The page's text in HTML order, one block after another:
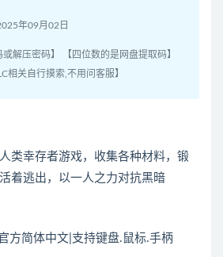
年09月02日
或解压密码】 【四位数的是网盘提取码】
相关自行摸索,不用问客服】
类幸存者游戏，收集各种材料，锻
着逃出，以一人之力对抗黑暗
方简体中文|支持键盘.鼠标.手柄